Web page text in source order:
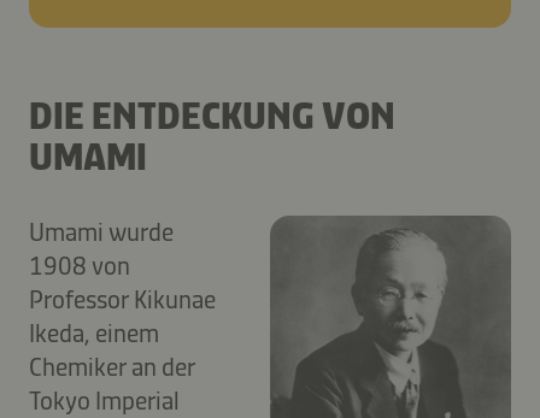
DIE ENTDECKUNG VON
UMAMI
Umami wurde
1908 von
Professor Kikunae
Ikeda, einem
Chemiker an der
Tokyo Imperial